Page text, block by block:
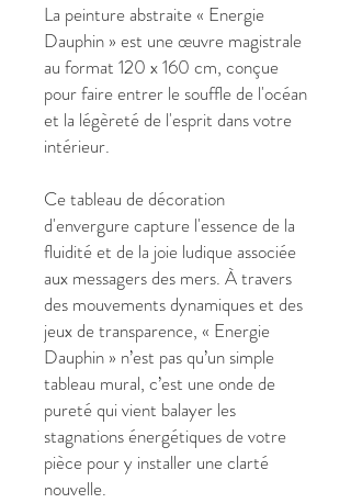
La peinture abstraite « Energie
Dauphin » est une œuvre magistrale
au format 120 x 160 cm, conçue
pour faire entrer le souffle de l'océan
et la légèreté de l'esprit dans votre
intérieur.
Ce tableau de décoration
d'envergure capture l'essence de la
fluidité et de la joie ludique associée
aux messagers des mers. À travers
des mouvements dynamiques et des
jeux de transparence, « Energie
Dauphin » n’est pas qu’un simple
tableau mural, c’est une onde de
pureté qui vient balayer les
stagnations énergétiques de votre
pièce pour y installer une clarté
nouvelle.